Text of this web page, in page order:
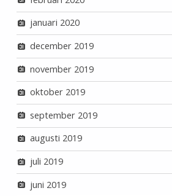
januari 2020
december 2019
november 2019
oktober 2019
september 2019
augusti 2019
juli 2019
juni 2019